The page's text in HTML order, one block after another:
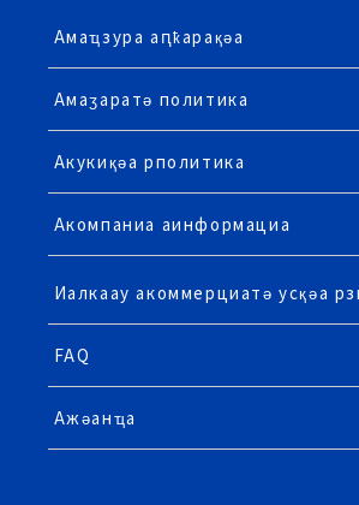
Амаҵзура аԥҟарақәа
Амаӡаратә политика
Акукиқәа рполитика
Акомпаниа аинформациа
Иалкаау акоммерциатә усқәа
FAQ
Ажәанҵа